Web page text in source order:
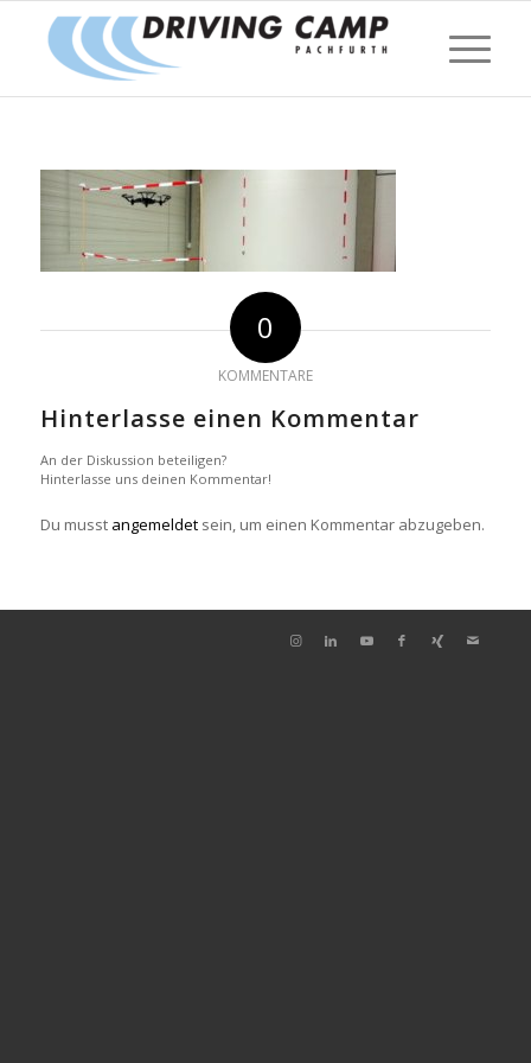
0
KOMMENTARE
Hinterlasse einen Kommentar
An der Diskussion beteiligen?
Hinterlasse uns deinen Kommentar!
Du musst angemeldetsein, um einen Kommentar abzugeben.